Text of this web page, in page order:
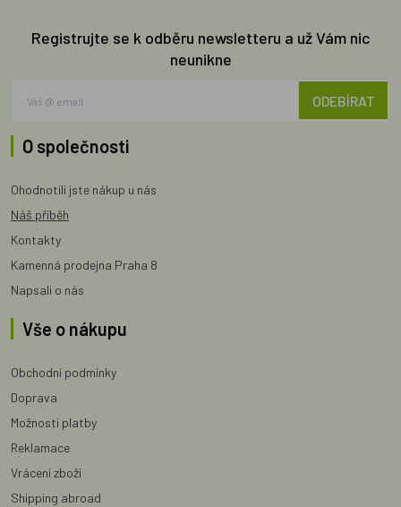
Registrujte se k odběru newsletteru a už Vám nic
neunikne
ODEBÍRAT
O společnosti
Ohodnotili jste nákup u nás
Náš příběh
Kontakty
Kamenná prodejna Praha 8
Napsali o nás
Vše o nákupu
Obchodní podmínky
Doprava
Možnosti platby
Reklamace
Vrácení zboží
Shipping abroad